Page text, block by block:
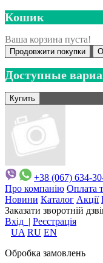
Кошик
Ваша корзина пуста!
Продовжити покупки
Доступные
+38 (067) 634-
Про компанію Оплата
Новини Каталог Акції
Заказати зворотній
Вхід | Реєстрація
UA RU EN
Обробка замовлень